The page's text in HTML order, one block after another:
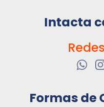
Intacta
Formas de